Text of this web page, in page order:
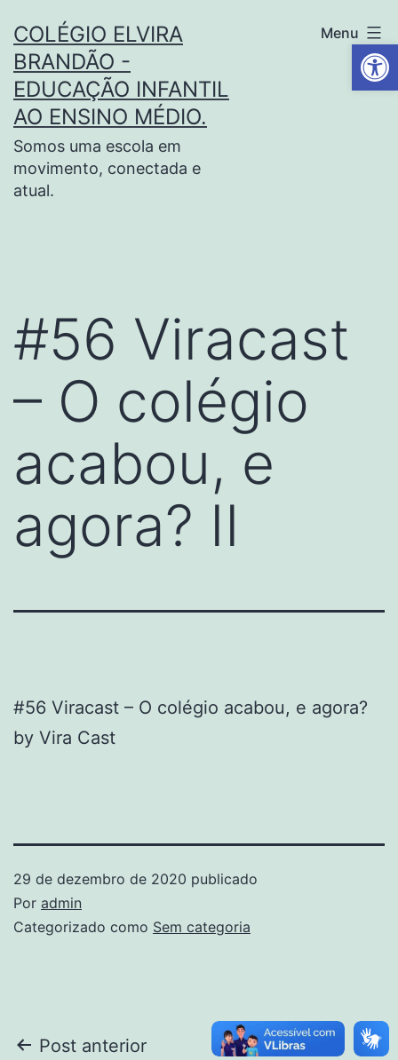
Barra de
COLÉGIO ELVIRA
BRANDÃO -
EDUCAÇÃO INFANTIL
AO ENSINO MÉDIO.
Somos uma escola em
movimento, conectada e
atual.
Menu
#56 Viracast
– O colégio
acabou, e
agora? II
#56 Viracast – O colégio acabou, e agora?
by Vira Cast
29 de dezembro de 2020 publicado
Por admin
Categorizado como Sem categoria
Post anterior